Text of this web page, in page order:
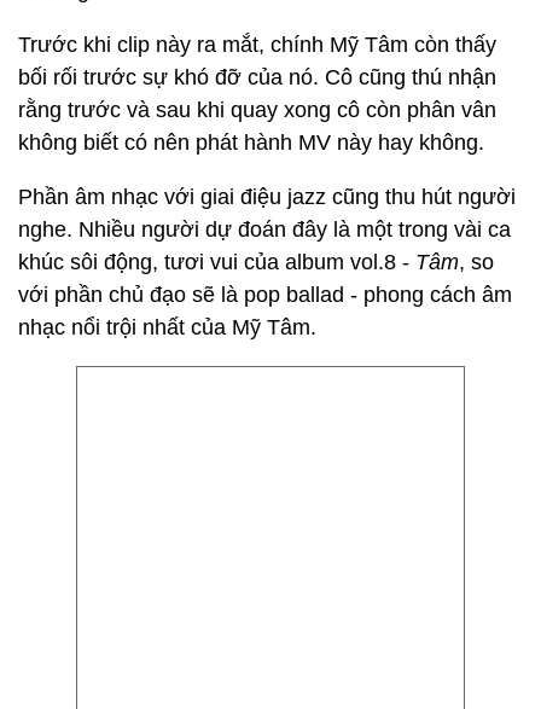
Trước khi clip này ra mắt, chính Mỹ Tâm còn thấy
bối rối trước sự khó đỡ của nó. Cô cũng thú nhận
rằng trước và sau khi quay xong cô còn phân vân
không biết có nên phát hành MV này hay không.
Phần âm nhạc với giai điệu jazz cũng thu hút người
nghe. Nhiều người dự đoán đây là một trong vài ca
khúc sôi động, tươi vui của album vol.8 - Tâm, so
với phần chủ đạo sẽ là pop ballad - phong cách âm
nhạc nổi trội nhất của Mỹ Tâm.